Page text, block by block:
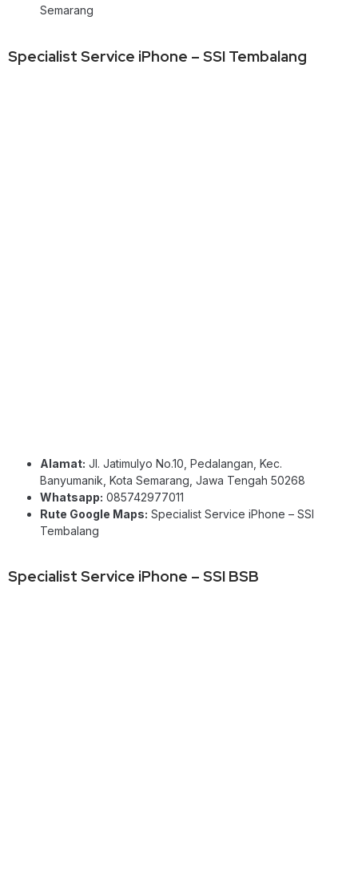
Semarang
Specialist Service iPhone – SSI Tembalang
Alamat: Jl. Jatimulyo No.10, Pedalangan, Kec.
Banyumanik, Kota Semarang, Jawa Tengah 50268
Whatsapp: 085742977011
Rute Google Maps: Specialist Service iPhone – SSI
Tembalang
Specialist Service iPhone – SSI BSB